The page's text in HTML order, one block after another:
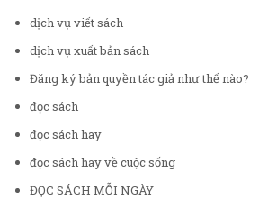
dịch vụ viết sách
dịch vụ xuất bản sách
Đăng ký bản quyền tác giả như thế nào?
đọc sách
đọc sách hay
đọc sách hay về cuộc sống
ĐỌC SÁCH MỖI NGÀY